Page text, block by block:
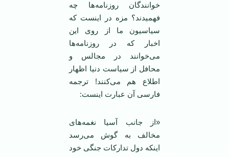
خوانندگان روزنامه‌ها چه
فهمیدند؟ مزه در اینست که
سیاسیون ما از روی این
اخبار که در روزنامه‌ها
می‌خوانند در مجالس و
محافل از سیاست دنیا اظهار
اطلاع هم می‌کنند! ترجمه
فارسی آن عبارت اینست:
«از جانب آسیا نغمه‌های
مخالف به گوش می‌رسد
اینکه دول تدارکات جنگی خود